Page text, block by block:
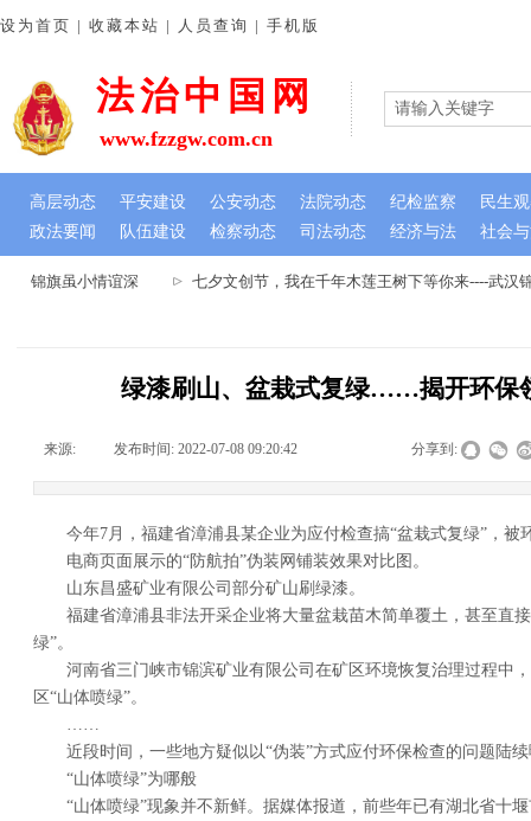
锦旗虽小情谊深 七夕文创节，我在千年木莲王树下等你来----武汉
法治中国网
政法要闻 队伍建设 检察动态 司法动态 经济与法 社会
设为首页 | 收藏本站 | 人员查询 | 手机版
www.fzzgw.com.cn
高层动态 平安建设 公安动态 法院动态 纪检监察 民生
绿漆刷山、盆栽式复绿……揭开环保
来源: 发布时间: 2022-07-08 09:20:42 分享到:
今年7月，福建省漳浦县某企业为应付检查搞“盆栽式复绿”，被
电商页面展示的“防航拍”伪装网铺装效果对比图。
山东昌盛矿业有限公司部分矿山刷绿漆。
福建省漳浦县非法开采企业将大量盆栽苗木简单覆土，甚至直
绿”。
河南省三门峡市锦滨矿业有限公司在矿区环境恢复治理过程中
区“山体喷绿”。
……
近段时间，一些地方疑似以“伪装”方式应付环保检查的问题陆
“山体喷绿”为哪般
“山体喷绿”现象并不新鲜。据媒体报道，前些年已有湖北省十